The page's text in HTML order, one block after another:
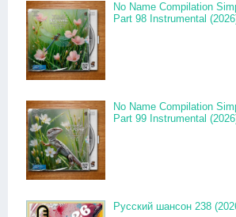
No Name Compilation
Part 98 Instrumental
No Name Compilation
Part 99 Instrumental
Русский шансон 238